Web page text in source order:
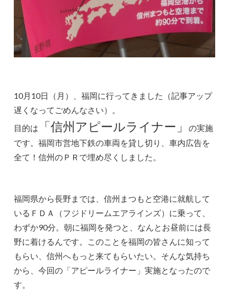
10月10日（月）、福岡に行ってきました（記事アップ
遅くなってごめんなさい）。
目的は
「信州アピールライナー」の実施
です。福岡市営地下鉄の車両を貸し切り、車内広告を
全て！信州のＰＲで埋め尽くしました。
福岡県から長野までは、信州まつもと空港に就航して
いるＦＤＡ（フジドリームエアラインズ）に乗って、
わずか90分。朝に福岡を発つと、なんとお昼前には長
野に着けるんです。このことを福岡の皆さんに知って
もらい、信州へもっと来てもらいたい。そんな気持ち
から、今回の「アピールライナー」実施となったので
す。